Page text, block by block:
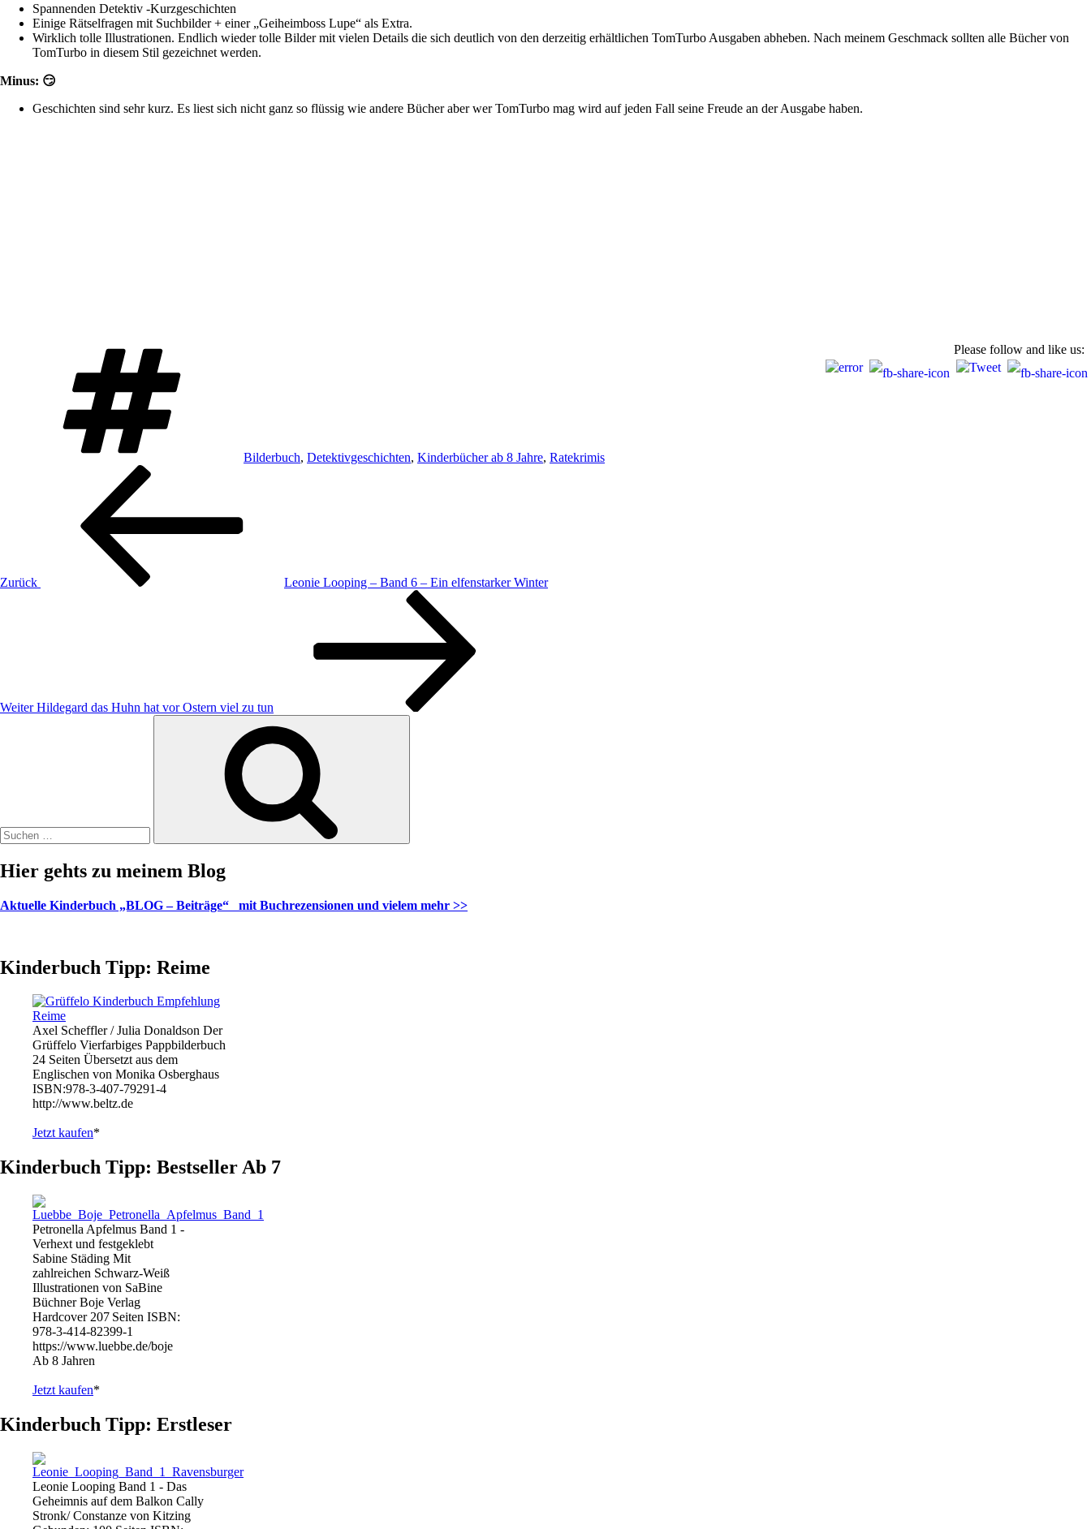
Spannenden Detektiv -Kurzgeschichten
Einige Rätselfragen mit Suchbilder + einer „Geiheimboss Lupe“ als Extra.
Wirklich tolle Illustrationen. Endlich wieder tolle Bilder mit vielen Details die sich deutlich von den derzeitig erhältlichen TomTurbo Ausgaben abheben. Nach meinem Geschmack sollten alle Bücher von
TomTurbo in diesem Stil gezeichnet werden.
Minus: 😏
Geschichten sind sehr kurz. Es liest sich nicht ganz so flüssig wie andere Bücher aber wer TomTurbo mag wird auf jeden Fall seine Freude an der Ausgabe haben.
Please follow and like us:
Bilderbuch, Detektivgeschichten, Kinderbücher ab 8 Jahre, Ratekrimis
Beitragsnavigation
Zurück
Leonie Looping – Band 6 – Ein elfenstarker Winter
Weiter Hildegard das Huhn hat vor Ostern viel zu tun
Hier gehts zu meinem Blog
Aktuelle Kinderbuch „BLOG – Beiträge“ mit Buchrezensionen und vielem mehr >>
Kinderbuch Tipp: Reime
Axel Scheffler / Julia Donaldson Der
Grüffelo Vierfarbiges Pappbilderbuch
24 Seiten Übersetzt aus dem
Englischen von Monika Osberghaus
ISBN:978-3-407-79291-4
http://www.beltz.de
Jetzt kaufen*
Kinderbuch Tipp: Bestseller Ab 7
Petronella Apfelmus Band 1 -
Verhext und festgeklebt
Sabine Städing Mit
zahlreichen Schwarz-Weiß
Illustrationen von SaBine
Büchner Boje Verlag
Hardcover 207 Seiten ISBN:
978-3-414-82399-1
https://www.luebbe.de/boje
Ab 8 Jahren
Jetzt kaufen*
Kinderbuch Tipp: Erstleser
Leonie Looping Band 1 - Das
Geheimnis auf dem Balkon Cally
Stronk/ Constanze von Kitzing